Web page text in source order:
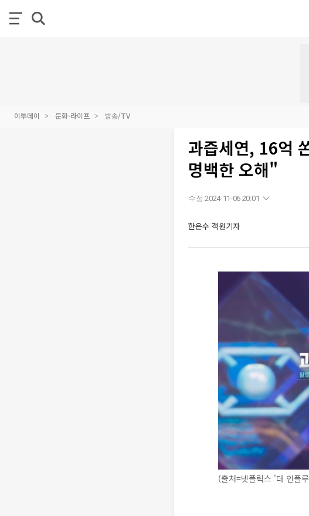
이투데이 문화·라이프 방송/TV
과즙세연, 16억
명백한 오해"
수정 2024-11-06 20:01
한은수 객원기자
(출처=넷플릭스 '더 인플